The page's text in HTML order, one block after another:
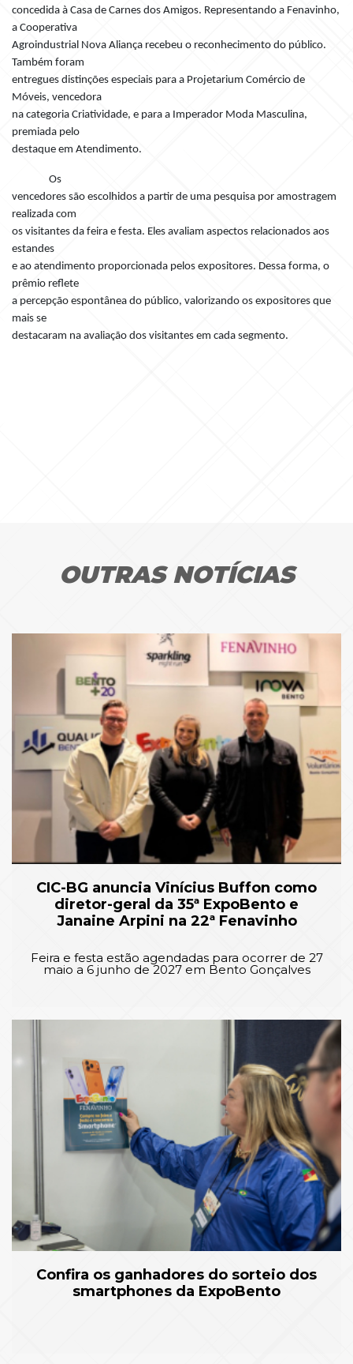
concedida à Casa de Carnes dos Amigos. Representando a Fenavinho,
a Cooperativa
Agroindustrial Nova Aliança recebeu o reconhecimento do público.
Também foram
entregues distinções especiais para a Projetarium Comércio de
Móveis, vencedora
na categoria Criatividade, e para a Imperador Moda Masculina,
premiada pelo
destaque em Atendimento.
Os
vencedores são escolhidos a partir de uma pesquisa por amostragem
realizada com
os visitantes da feira e festa. Eles avaliam aspectos relacionados aos
estandes
e ao atendimento proporcionada pelos expositores. Dessa forma, o
prêmio reflete
a percepção espontânea do público, valorizando os expositores que
mais se
destacaram na avaliação dos visitantes em cada segmento.
OUTRAS NOTÍCIAS
CIC-BG anuncia Vinícius Buffon como
diretor-geral da 35ª ExpoBento e
Janaine Arpini na 22ª Fenavinho
Feira e festa estão agendadas para ocorrer de 27
maio a 6 junho de 2027 em Bento Gonçalves
Confira os ganhadores do sorteio dos
smartphones da ExpoBento